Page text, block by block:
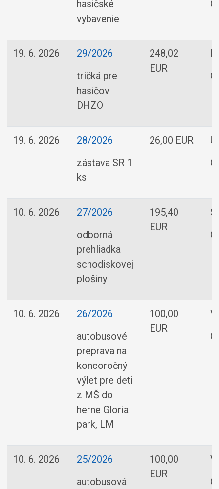
hasičské
vybavenie
19. 6. 2026
29/2026
tričká pre
hasičov
DHZO
248,02
EUR
19. 6. 2026
28/2026
zástava SR 1
ks
26,00 EUR
10. 6. 2026
27/2026
odborná
prehliadka
schodiskovej
plošiny
195,40
EUR
10. 6. 2026
26/2026
autobusové
preprava na
koncoročný
výlet pre deti
z MŠ do
herne Gloria
park, LM
100,00
EUR
10. 6. 2026
25/2026
autobusová
100,00
EUR